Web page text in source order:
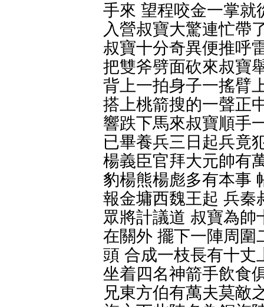
手來 望程咬金一掌就
入營叔寶大驚連忙帶
叔寶十分奇異便推呼
把雙斧劈面砍來叔寶
背上一拍身子一搖臂
搭上桃箭搜的一聲正
響跌下馬來叔寶順手
已畢養兵三日起兵竟
楊義臣官拜大元帥有
豹楊熊楊彪多有本事
報金墉西魏王起 兵秦
眾將計議道 叔寶為帥
在關外 擺下一陣周圍
頭 合成一枝長有十丈
坐着四名神箭手飲食
兄東方伯有萬夫莫敵